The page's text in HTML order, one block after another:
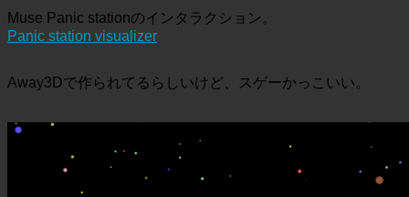
Muse Panic stationのインタラクション。
Panic station visualizer
Away3Dで作られてるらしいけど、スゲーかっこいい。